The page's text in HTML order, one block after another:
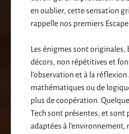
en oublier, cette sensation
rappelle nos premiers
Les énigmes sont originales,
décors, non répétitives et
l’observation et à la
mathématiques ou de
plus de coopération.
Tech sont présentes, et
adaptées à l’environnement,